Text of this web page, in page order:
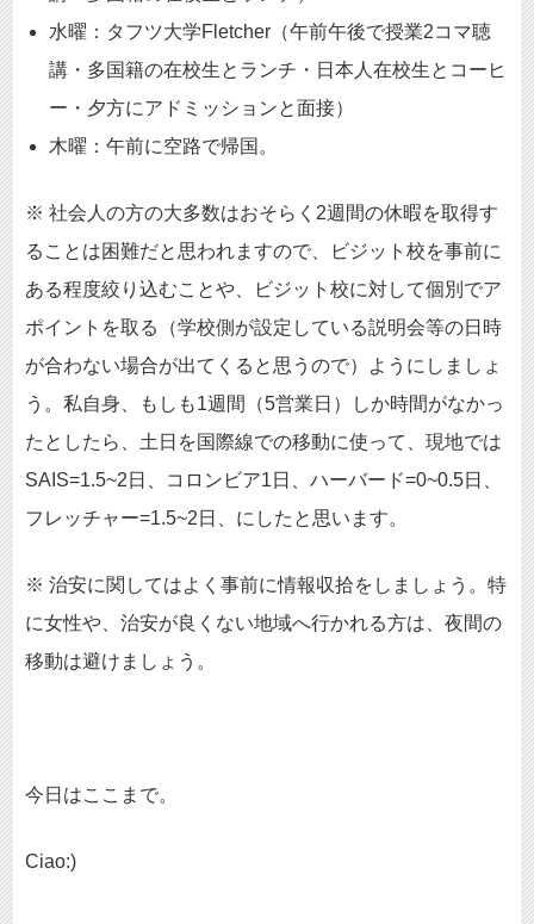
水曜：タフツ大学Fletcher（午前午後で授業2コマ聴
講・多国籍の在校生とランチ・日本人在校生とコーヒ
ー・夕方にアドミッションと面接）
木曜：午前に空路で帰国。
※ 社会人の方の大多数はおそらく2週間の休暇を取得す
ることは困難だと思われますので、ビジット校を事前に
ある程度絞り込むことや、ビジット校に対して個別でア
ポイントを取る（学校側が設定している説明会等の日時
が合わない場合が出てくると思うので）ようにしましょ
う。私自身、もしも1週間（5営業日）しか時間がなかっ
たとしたら、土日を国際線での移動に使って、現地では
SAIS=1.5~2日、コロンビア1日、ハーバード=0~0.5日、
フレッチャー=1.5~2日、にしたと思います。
※ 治安に関してはよく事前に情報収拾をしましょう。特
に女性や、治安が良くない地域へ行かれる方は、夜間の
移動は避けましょう。
今日はここまで。
Ciao:)